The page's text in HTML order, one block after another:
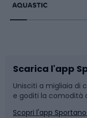
Bikepacking
Bushcraft
Corsa
Sport con le
Slitte e slittini
Snowboard
Scarica l'app
Unisciti a migliaia di
e goditi la comodità
Scopri l'app Sportano